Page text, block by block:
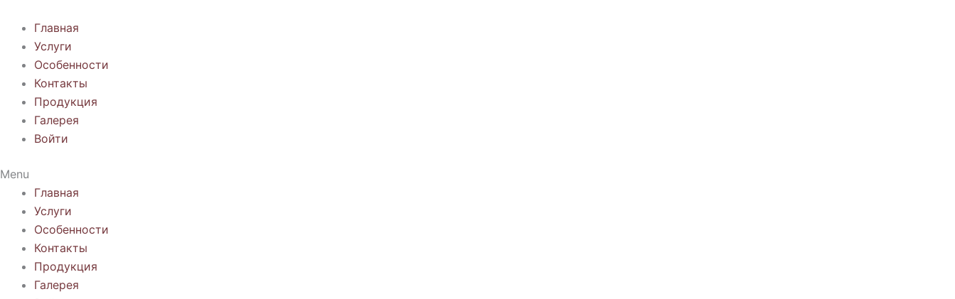
содержимому
Главная
Услуги
Особенности
Контакты
Продукция
Галерея
Войти
Menu
Главная
Услуги
Особенности
Контакты
Продукция
Галерея